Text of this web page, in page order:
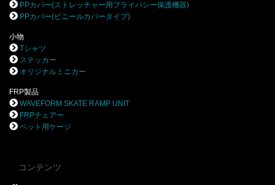
PPカバー(ストレッチャー用プライバシー保護機器)
PPカバー(ビニールカバータイプ)
小物
Tシャツ
ステッカー
オリジナルミニカー
FRP製品
WAVEFORM SKATE RAMP UNIT
FRPチェアー
ペット用ケージ
コンテンツ